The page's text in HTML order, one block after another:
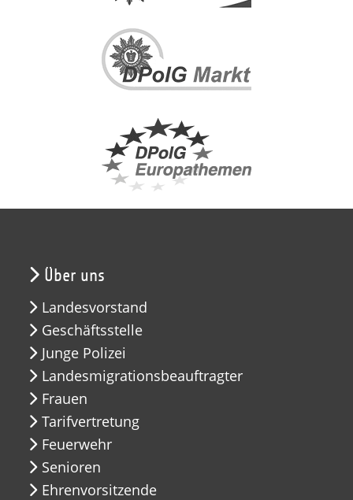
Über uns
Landesvorstand
Geschäftsstelle
Junge Polizei
Landesmigrationsbeauftragter
Frauen
Tarifvertretung
Feuerwehr
Senioren
Ehrenvorsitzende